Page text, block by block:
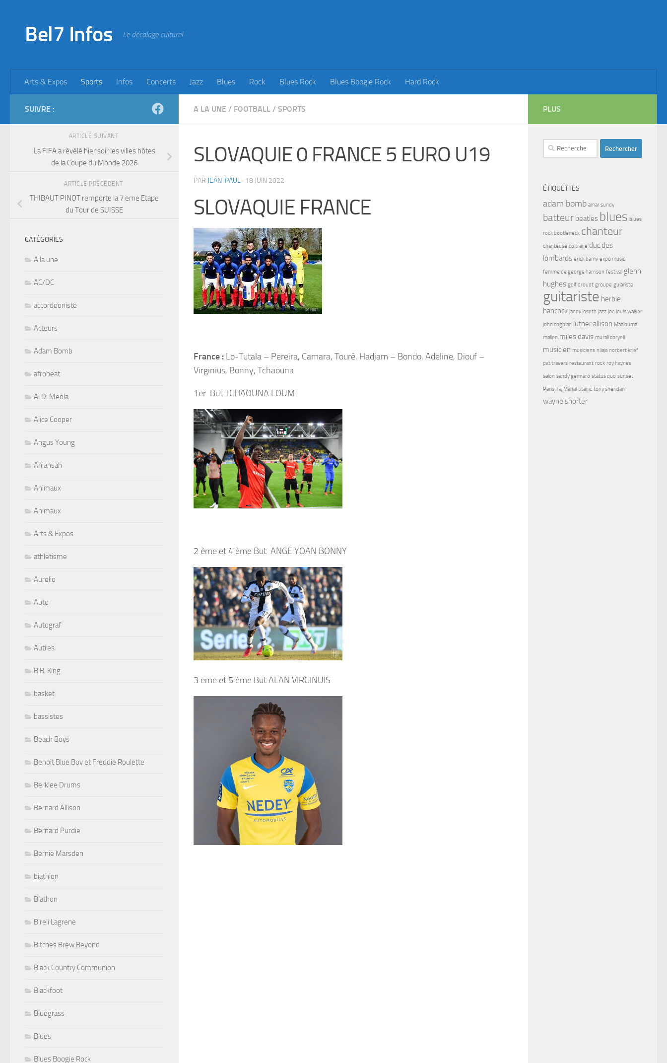
Bel7 Infos Le décalage culturel
Arts & Expos Sports Infos Concerts Jazz Blues Rock Blues Rock Blues Boogie Rock Hard Rock
A LA UNE / FOOTBALL / SPORTS
SLOVAQUIE 0 FRANCE 5 EURO U19
PAR JEAN-PAUL · 18 JUIN 2022
SLOVAQUIE FRANCE
France : Lo-Tutala – Pereira, Camara, Touré, Hadjam – Bondo, Adeline, Diouf –
Virginius, Bonny, Tchaouna
1er But TCHAOUNA LOUM
2 ème et 4 ème But ANGE YOAN BONNY
3 eme et 5 ème But ALAN VIRGINUIS
SUIVRE :
ARTICLE SUIVANT
La FIFA a révélé hier soir les villes hôtes
de la Coupe du Monde 2026
ARTICLE PRÉCÉDENT
THIBAUT PINOT remporte la 7 eme Etape
du Tour de SUISSE
CATÉGORIES
A la une
AC/DC
accordeoniste
Acteurs
Adam Bomb
afrobeat
Al Di Meola
Alice Cooper
Angus Young
Aniansah
Animaux
Animaux
Arts & Expos
athletisme
Aurelio
Auto
Autograf
Autres
B.B. King
basket
bassistes
Beach Boys
Benoit Blue Boy et Freddie Roulette
Berklee Drums
Bernard Allison
Bernard Purdie
Bernie Marsden
biathlon
Biathon
Bireli Lagrene
Bitches Brew Beyond
Black Country Communion
Blackfoot
Bluegrass
Blues
Blues Boogie Rock
PLUS
Rechercher :
ÉTIQUETTES
adam bomb amar sundy
batteur beatles blues blues
rock bootleneck chanteur
chanteuse coltrane duc des
lombards erick bamy expo music
femme de george harrison festival glenn
hughes golf drouot groupe guiariste
guitariste herbie
hancock janny loseth jazz joe louis walker
john coghlan luther allison Maalouma
malien miles davis murali coryell
musicien musiciens nilaja norbert krief
pat travers restaurant rock roy haynes
salon sandy gennaro status quo sunset
Paris Taj Mahal titanic tony sheridan
wayne shorter